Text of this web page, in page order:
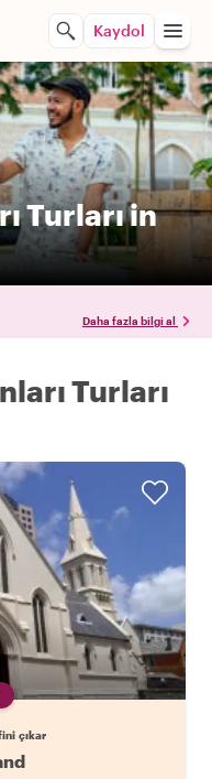
Kaydol
Turları in
Daha fazla bilgi al
Turları
çıkar